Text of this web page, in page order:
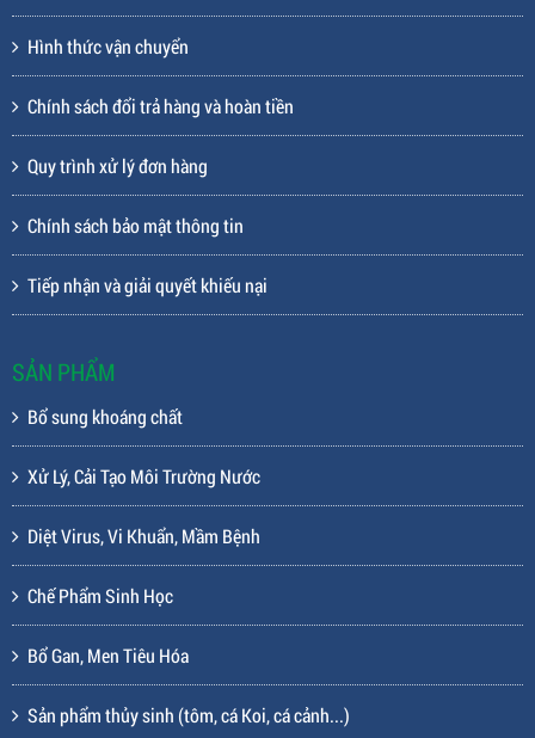
Hình thức vận chuyển
Chính sách đổi trả hàng và hoàn tiền
Quy trình xử lý đơn hàng
Chính sách bảo mật thông tin
Tiếp nhận và giải quyết khiếu nại
SẢN PHẨM
Bổ sung khoáng chất
Xử Lý, Cải Tạo Môi Trường Nước
Diệt Virus, Vi Khuẩn, Mầm Bệnh
Chế Phẩm Sinh Học
Bổ Gan, Men Tiêu Hóa
Sản phẩm thủy sinh (tôm, cá Koi, cá cảnh...)